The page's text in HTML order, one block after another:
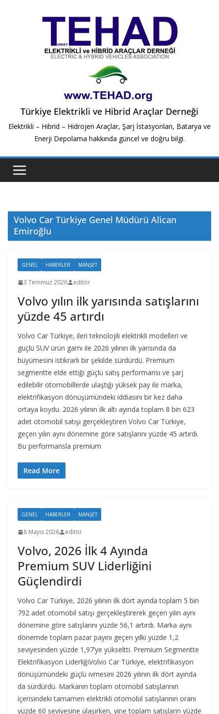
Türkiye Elektrikli ve Hibrid Araçlar Derneği
Elektrikli – Hibrid – Hidrojen Araçlar, Şarj İstasyonları, Batarya ve
Enerji Depolama hakkında güncel ve doğru bilgi.
Volvo Car Türkiye Genel Müdürü Alican
Emiroğlu
GENEL HABERLER MANŞET
3 Temmuz 2026 editör
Volvo yılın ilk yarısında satışlarını
yüzde 45 artırdı
Volvo Car Türkiye, ileri teknolojili elektrikli modelleri ve
güçlü SUV ürün gamı ile 2026 yılının ilk yarısında da
büyümesini istikrarlı bir şekilde sürdürdü. Premium
segmentte elde ettiği güçlü satış performansı ve şarj
edilebilir otomobillerde ulaştığı yüksek pay ile marka,
elektrifikasyon dönüşümündeki iddiasını bir kez daha
ortaya koydu. 2026 yılının ilk altı ayında toplam 8 bin 623
adet otomobil satışı gerçekleştiren Volvo Car Türkiye,
geçen yılın aynı dönemine göre satışlarını yüzde 45 artırdı.
Bu performansla premium
Read More
GENEL HABERLER MANŞET
8 Mayıs 2026 editör
Volvo, 2026 İlk 4 Ayında
Premium SUV Liderliğini
Güçlendirdi
Volvo Car Türkiye, 2026 yılının ilk dört ayında toplam 5 bin
792 adet otomobil satışı gerçekleştirerek geçen yılın aynı
dönemine göre satışlarını yüzde 56,1 artırdı. Marka aynı
dönemde toplam pazar payını geçen yılki yüzde 1,2
seviyesinden yüzde 1,97’ye yükseltti. Premium Segmentte
Elektrifikasyon LiderliğiVolvo Car Türkiye, elektrifikasyon
dönüşümündeki güçlü ivmesini 2026 yılının ilk dört ayında
da sürdürdü. Markanın toplam otomobil satışlarının
içerisindeki tamamen elektrikli otomobil satışlarının oranı
yüzde 60 seviyesine ulaşırken, yine toplam satışların yüzde